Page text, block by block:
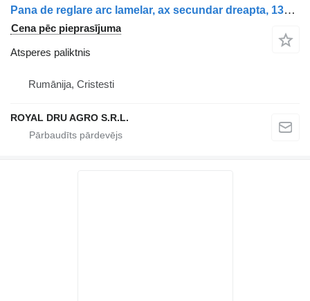
Pana de reglare arc lamelar, ax secundar dreapta, 1383644-13 atsperes paliktnis paredzēts Scania Scania kravas automašīnas
Cena pēc pieprasījuma
Atsperes paliktnis
Rumānija, Cristesti
ROYAL DRU AGRO S.R.L.